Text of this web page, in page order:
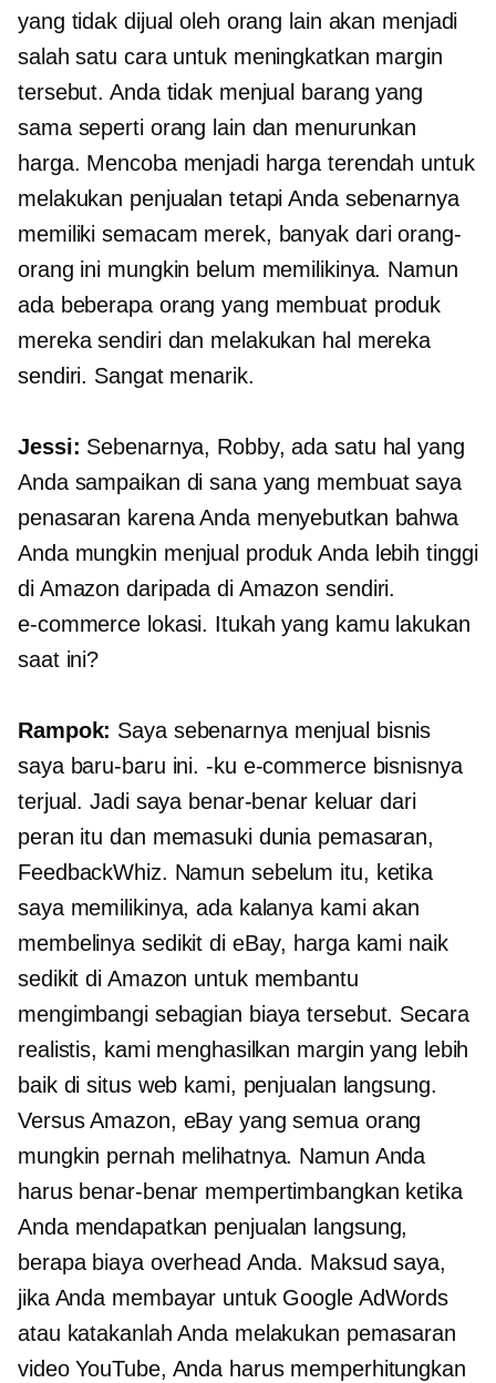
yang tidak dijual oleh orang lain akan menjadi
salah satu cara untuk meningkatkan margin
tersebut. Anda tidak menjual barang yang
sama seperti orang lain dan menurunkan
harga. Mencoba menjadi harga terendah untuk
melakukan penjualan tetapi Anda sebenarnya
memiliki semacam merek, banyak dari orang-
orang ini mungkin belum memilikinya. Namun
ada beberapa orang yang membuat produk
mereka sendiri dan melakukan hal mereka
sendiri. Sangat menarik.
Jessi: Sebenarnya, Robby, ada satu hal yang
Anda sampaikan di sana yang membuat saya
penasaran karena Anda menyebutkan bahwa
Anda mungkin menjual produk Anda lebih tinggi
di Amazon daripada di Amazon sendiri.
e-commerce lokasi. Itukah yang kamu lakukan
saat ini?
Rampok: Saya sebenarnya menjual bisnis
saya baru-baru ini. -ku e-commercebisnisnya
terjual. Jadi saya benar-benar keluar dari
peran itu dan memasuki dunia pemasaran,
FeedbackWhiz. Namun sebelum itu, ketika
saya memilikinya, ada kalanya kami akan
membelinya sedikit di eBay, harga kami naik
sedikit di Amazon untuk membantu
mengimbangi sebagian biaya tersebut. Secara
realistis, kami menghasilkan margin yang lebih
baik di situs web kami, penjualan langsung.
Versus Amazon, eBay yang semua orang
mungkin pernah melihatnya. Namun Anda
harus benar-benar mempertimbangkan ketika
Anda mendapatkan penjualan langsung,
berapa biaya overhead Anda. Maksud saya,
jika Anda membayar untuk Google AdWords
atau katakanlah Anda melakukan pemasaran
video YouTube, Anda harus memperhitungkan